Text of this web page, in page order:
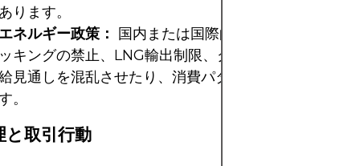
ります。
ネルギー政策：
国内または国際的なエネルギー政策
キングの禁止、LNG輸出制限、グリーンエネルギー
見通しを混乱させたり、消費パターンを変えたりす
。
と取引行動